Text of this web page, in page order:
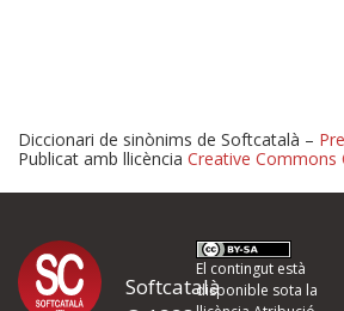
Proposeu-nos
d'errors
Diccionari de sinònims de Softcatalà –
Publicat amb llicència Creative Commons
Softcatalà
El contingut està
disponible sota la